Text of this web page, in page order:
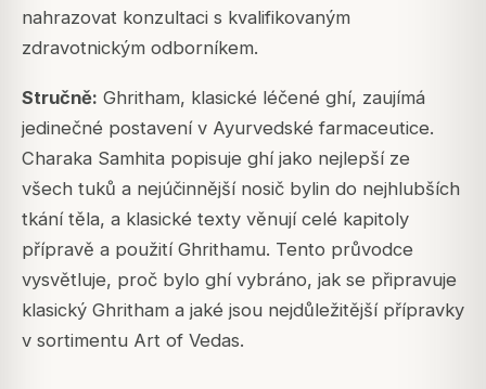
nahrazovat konzultaci s kvalifikovaným
zdravotnickým odborníkem.
Stručně: Ghritham, klasické léčené ghí, zaujímá
jedinečné postavení v Ayurvedské farmaceutice.
Charaka Samhita popisuje ghí jako nejlepší ze
všech tuků a nejúčinnější nosič bylin do nejhlubších
tkání těla, a klasické texty věnují celé kapitoly
přípravě a použití Ghrithamu. Tento průvodce
vysvětluje, proč bylo ghí vybráno, jak se připravuje
klasický Ghritham a jaké jsou nejdůležitější přípravky
v sortimentu Art of Vedas.